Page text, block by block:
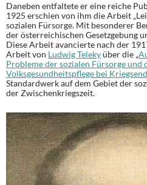
Daneben entfaltete er eine reiche
1925 erschien von ihm die Arbeit
sozialen Fürsorge. Mit besonderer
der österreichischen Gesetzgebung
Diese Arbeit avancierte nach der
Arbeit von Ludwig Telekyüber die „
Probleme der sozialen Fürsorge und
Volksgesundheitspflege bei
Standardwerk auf dem Gebiet der
der Zwischenkriegszeit.